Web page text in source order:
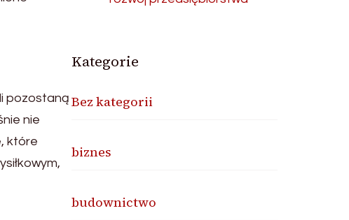
pozostaną
nie
które
Kategorie
Bez kategorii
biznes
budownictwo